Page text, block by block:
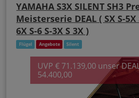
YAMAHA S3X SILENT SH3
Meisterserie DEAL ( SX S-5X
6X S-6 S-3X S 3X )
Flügel Angebote Silent
UVP € 71.139,00 unser
54.400,00